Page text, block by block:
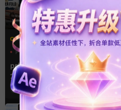
PR基本图形mogrt
PR基本图形
PR字幕模板
人物介绍
pr字幕模板 9组胶带贴纸人物
介绍角标动画PR模版
20小时前